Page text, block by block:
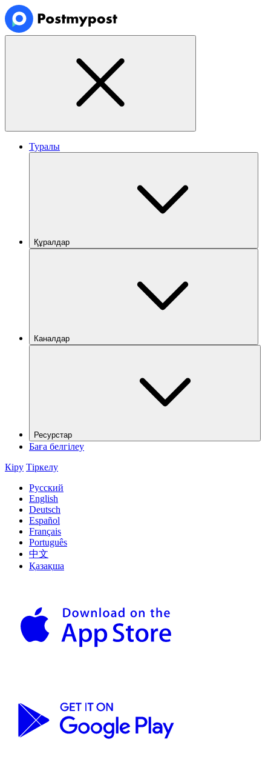
Туралы
Құралдар
Каналдар
Ресурстар
Баға белгілеу
Кіру Тіркелу
Русский
English
Deutsch
Español
Français
Português
中文
Қазақша